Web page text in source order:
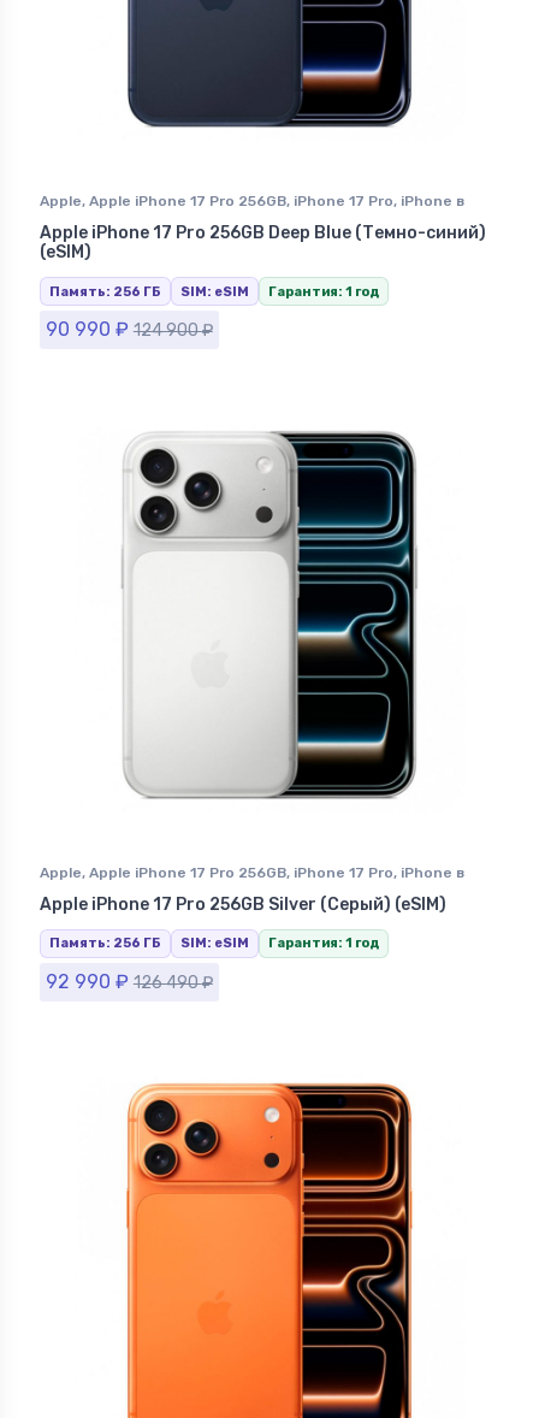
Apple, Apple iPhone 17 Pro 256GB, iPhone 17 Pro, iPhone в
Ставрополе
Apple iPhone 17 Pro 256GB Deep Blue (Темно-синий)
(eSIM)
Память: 256 ГБ SIM: eSIM Гарантия: 1 год
90 990 ₽ 124 900₽
Apple, Apple iPhone 17 Pro 256GB, iPhone 17 Pro, iPhone в
Ставрополе
Apple iPhone 17 Pro 256GB Silver (Серый) (eSIM)
Память: 256 ГБ SIM: eSIM Гарантия: 1 год
92 990 ₽ 126 490₽